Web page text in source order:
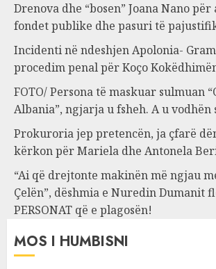
Drenova dhe “bosen” Joana Nano
fondet publike dhe pasuri të
Incidenti në ndeshjen Apolonia-
procedim penal për Koço
FOTO/ Persona të maskuar sulmuan
Albania”, ngjarja u fsheh. A u vodhën
Prokuroria jep pretencën, ja çfarë
kërkon për Mariela dhe Antonela
“Ai që drejtonte makinën më ngjau
Çelën”, dëshmia e Nuredin Dumanit
PERSONAT që e plagosën!
MOS I HUMBISNI